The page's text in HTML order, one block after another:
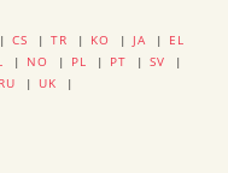
CS | TR | KO | JA | EL
| NO | PL | PT | SV |
RU | UK |